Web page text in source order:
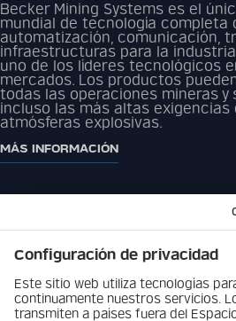
Becker Mining Systems es el
mundial de tecnología completa
automatización, comunicación,
infraestructuras para la industria
uno de los líderes tecnológicos
mercados. Los productos
todas las operaciones mineras y
incluso las más altas exigencias
atmósferas explosivas.
MÁS INFORMACIÓN
Empresa
Novedades
Vacantes
Política
Pie de